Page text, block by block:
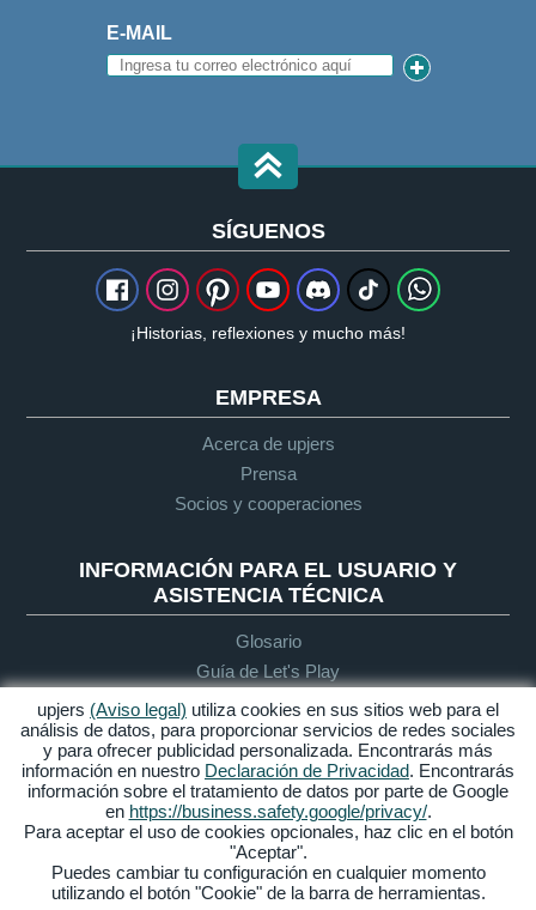
E-MAIL
SÍGUENOS
¡Historias, reflexiones y mucho más!
EMPRESA
Acerca de upjers
Prensa
Socios y cooperaciones
INFORMACIÓN PARA EL USUARIO Y
ASISTENCIA TÉCNICA
Glosario
Guía de Let's Play
Soporte
Aviso legal
Protección de
datos
Condiciones
generales de
contratación
Accesibilidad
Gestionar Cookies
upjers (Aviso legal) utiliza cookies en sus sitios web para el
análisis de datos, para proporcionar servicios de redes sociales
y para ofrecer publicidad personalizada. Encontrarás más
información en nuestro Declaración de Privacidad. Encontrarás
información sobre el tratamiento de datos por parte de Google
en https://business.safety.google/privacy/.
Para aceptar el uso de cookies opcionales, haz clic en el botón
"Aceptar".
Puedes cambiar tu configuración en cualquier momento
utilizando el botón "Cookie" de la barra de herramientas.